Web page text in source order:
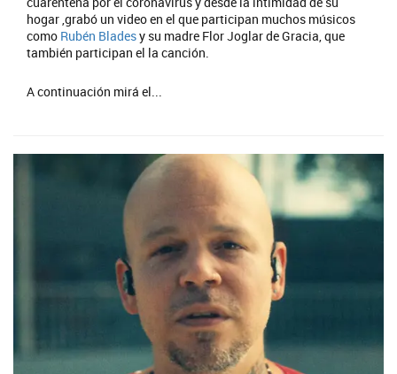
hogar ,grabó un video en el que participan muchos músicos
como Rubén Bladesy su madre Flor Joglar de Gracia, que
también participan el la canción.
A continuación mirá el...